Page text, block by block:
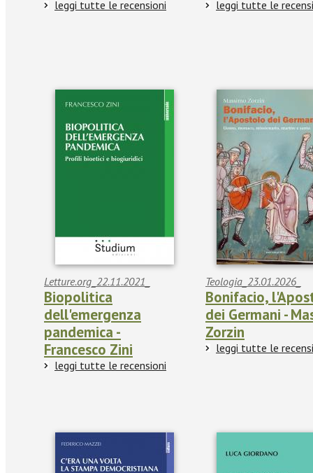
leggi tutte le recensioni leggi tutte le
Letture.org_22.11.2021_
Biopolitica
dell'emergenza
pandemica -
Francesco Zini
leggi tutte le recensioni
Teologia_23.01.2026_
Bonifacio,
dei Germani -
Zorzin
leggi tutte le